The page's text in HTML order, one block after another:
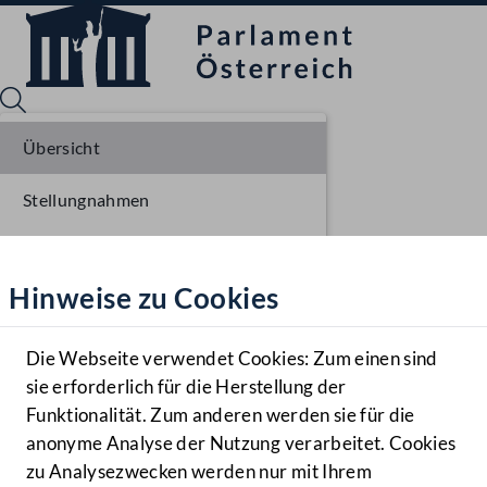
Hilfe
Benutzer
Navigationsmenü öffnen
MENÜ
Hinweise zu Cookies
Die Webseite verwendet Cookies: Zum einen sind
sie erforderlich für die Herstellung der
Funktionalität. Zum anderen werden sie für die
anonyme Analyse der Nutzung verarbeitet. Cookies
zu Analysezwecken werden nur mit Ihrem
Übersicht
Stellungnahmen